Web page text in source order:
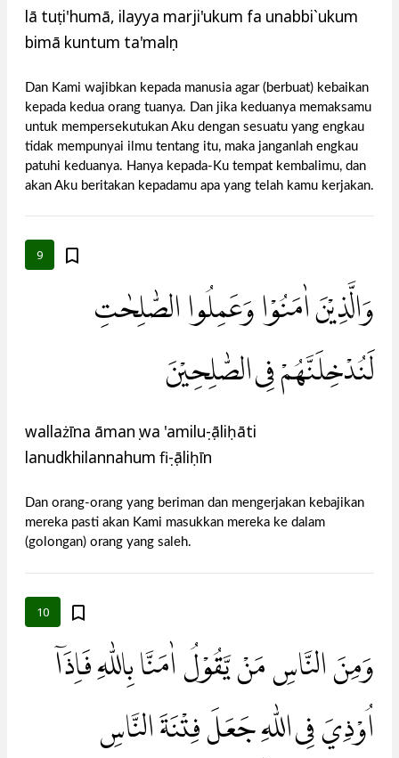
lā tuṭi'humā, ilayya marji'ukum fa unabbi`ukum
bimā kuntum ta'malụn
Dan Kami wajibkan kepada manusia agar (berbuat) kebaikan
kepada kedua orang tuanya. Dan jika keduanya memaksamu
untuk mempersekutukan Aku dengan sesuatu yang engkau
tidak mempunyai ilmu tentang itu, maka janganlah engkau
patuhi keduanya. Hanya kepada-Ku tempat kembalimu, dan
akan Aku beritakan kepadamu apa yang telah kamu kerjakan.
9
وَالَّذِيْنَ اٰمَنُوْا وَعَمِلُوا الصّٰلِحٰتِ
لَنُدْخِلَنَّهُمْ فِى الصّٰلِحِيْنَ
wallażīna āmanụ wa 'amiluṣ-ṣāliḥāti
lanudkhilannahum fiṣ-ṣāliḥīn
Dan orang-orang yang beriman dan mengerjakan kebajikan
mereka pasti akan Kami masukkan mereka ke dalam
(golongan) orang yang saleh.
10
وَمِنَ النَّاسِ مَنْ يَّقُوْلُ اٰمَنَّا بِاللّٰهِ فَاِذَآ
اُوْذِيَ فِى اللّٰهِ جَعَلَ فِتْنَةَ النَّاسِ